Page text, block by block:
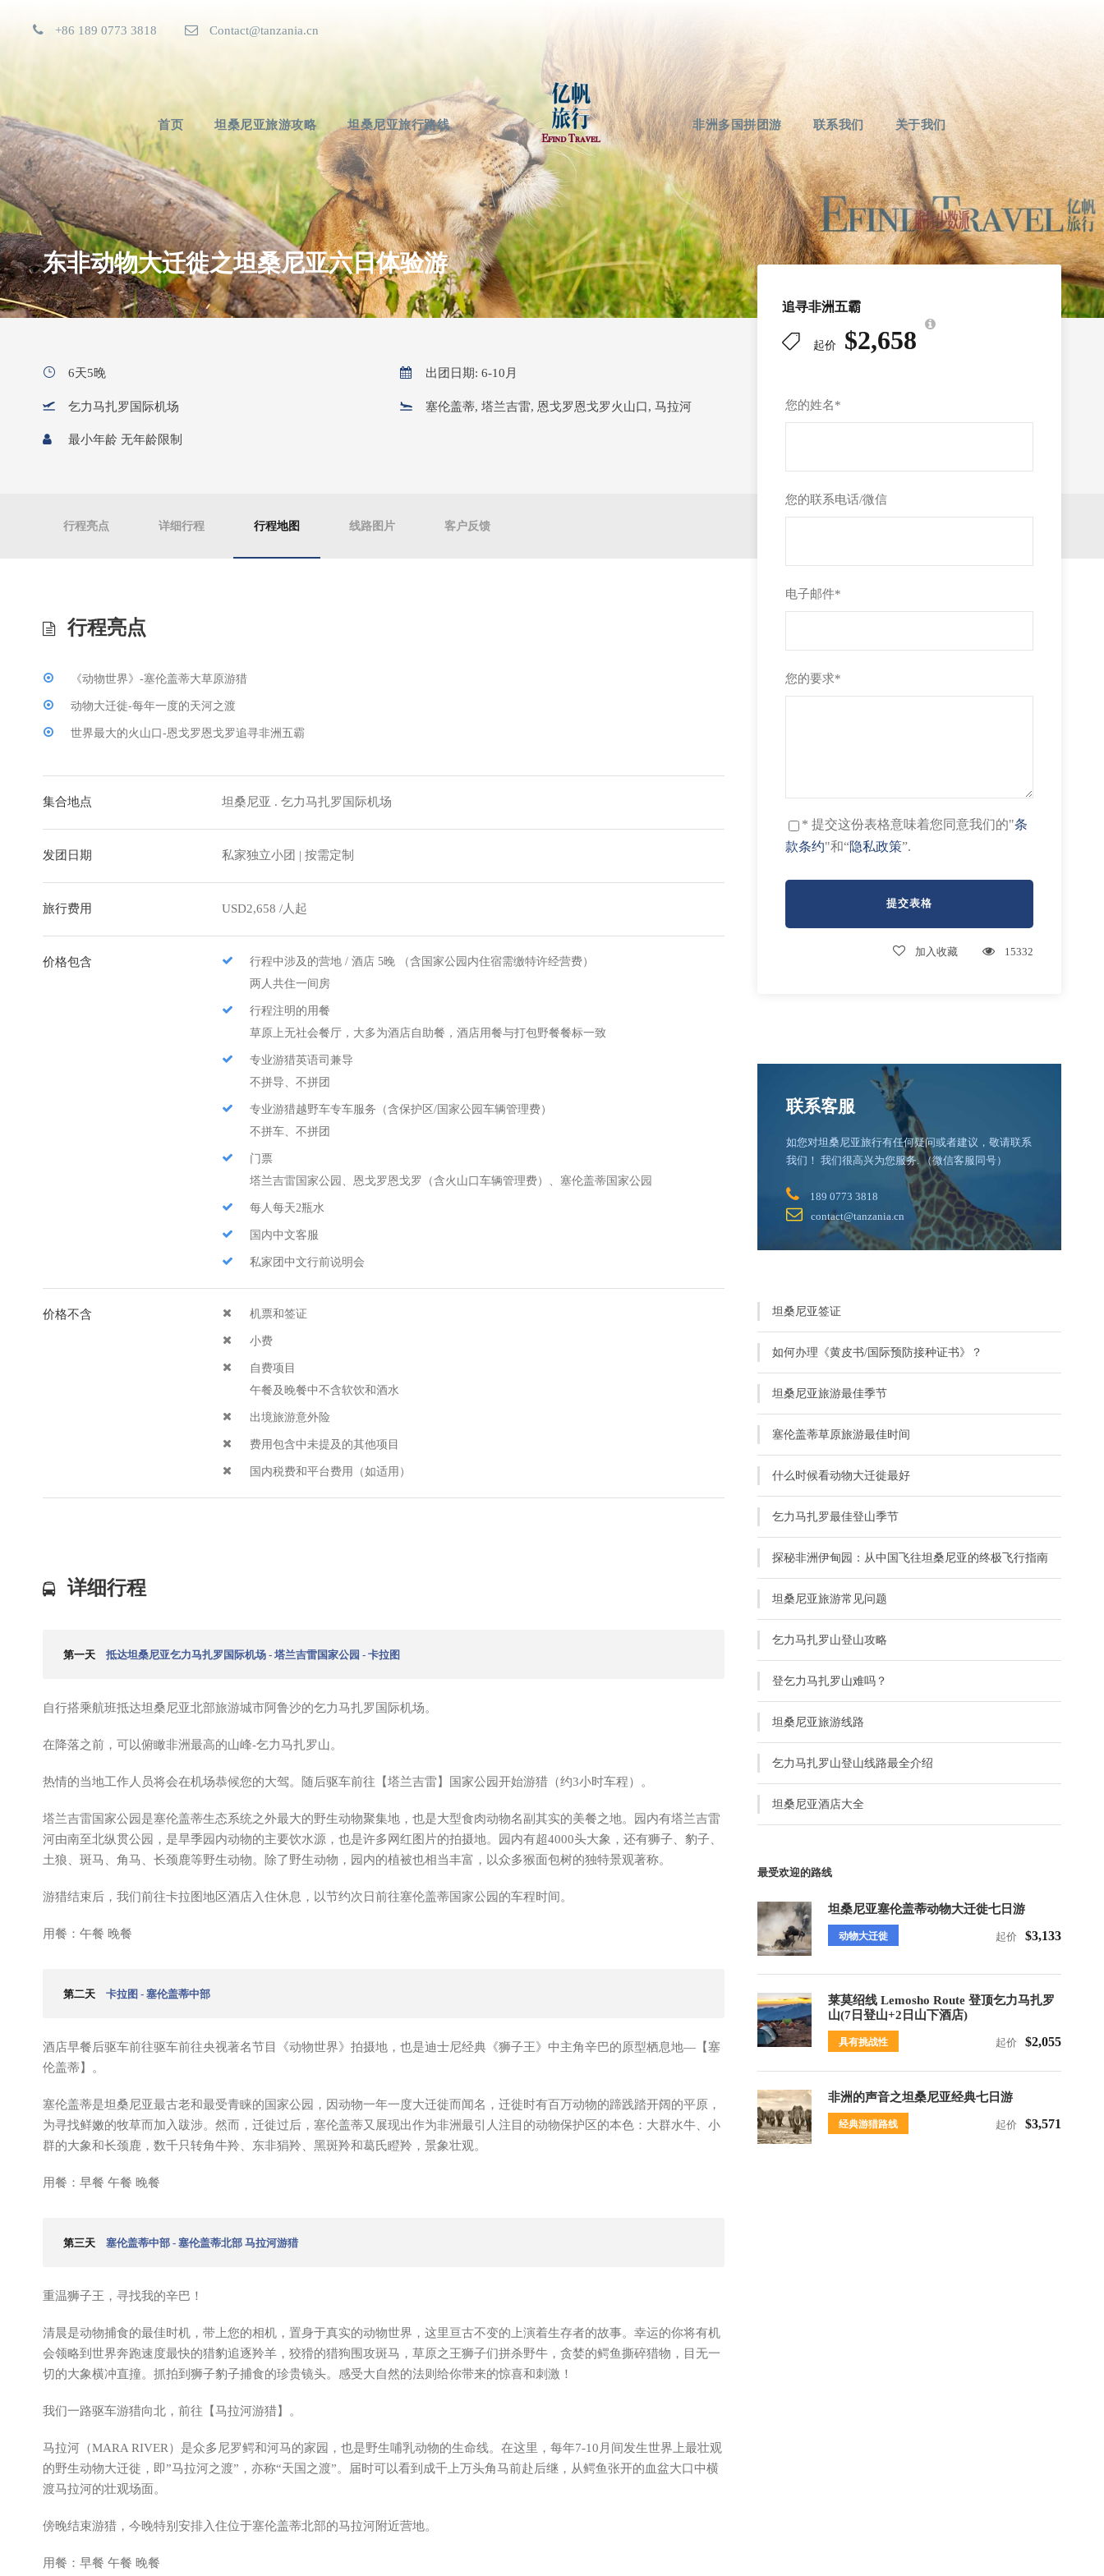
+86 189 0773 3818 Contact@tanzania.cn
首页 坦桑尼亚旅游攻略 坦桑尼亚旅行路线 非洲多国拼团游 联系我们 关于我们
东非动物大迁徙之坦桑尼亚六日体验游
追寻非洲五霸
起价 $2,658
您的姓名*
您的联系电话/微信
电子邮件*
您的要求*
* 提交这份表格意味着您同意我们的"条
款条约"和“隐私政策”.
加入收藏 15332
联系客服
如您对坦桑尼亚旅行有任何疑问或者建议，敬请联系
我们！ 我们很高兴为您服务. （微信客服同号）
189 0773 3818
contact@tanzania.cn
坦桑尼亚签证
如何办理《黄皮书/国际预防接种证书》？
坦桑尼亚旅游最佳季节
塞伦盖蒂草原旅游最佳时间
什么时候看动物大迁徙最好
乞力马扎罗最佳登山季节
探秘非洲伊甸园：从中国飞往坦桑尼亚的终极飞行指南
坦桑尼亚旅游常见问题
乞力马扎罗山登山攻略
登乞力马扎罗山难吗？
坦桑尼亚旅游线路
乞力马扎罗山登山线路最全介绍
坦桑尼亚酒店大全
最受欢迎的路线
坦桑尼亚塞伦盖蒂动物大迁徙七日游
动物大迁徙 起价 $3,133
莱莫绍线 Lemosho Route 登顶乞力马扎罗
山(7日登山+2日山下酒店)
具有挑战性 起价 $2,055
非洲的声音之坦桑尼亚经典七日游
经典游猎路线 起价 $3,571
6天5晚 出团日期: 6-10月
乞力马扎罗国际机场 塞伦盖蒂, 塔兰吉雷, 恩戈罗恩戈罗火山口, 马拉河
最小年龄 无年龄限制
行程亮点 详细行程 行程地图 线路图片 客户反馈
行程亮点
《动物世界》-塞伦盖蒂大草原游猎
动物大迁徙-每年一度的天河之渡
世界最大的火山口-恩戈罗恩戈罗追寻非洲五霸
集合地点 坦桑尼亚 . 乞力马扎罗国际机场
发团日期 私家独立小团 | 按需定制
旅行费用 USD2,658 /人起
价格包含
行程中涉及的营地 / 酒店 5晚 （含国家公园内住宿需缴特许经营费）
两人共住一间房
行程注明的用餐
草原上无社会餐厅，大多为酒店自助餐，酒店用餐与打包野餐餐标一致
专业游猎英语司兼导
不拼导、不拼团
专业游猎越野车专车服务（含保护区/国家公园车辆管理费）
不拼车、不拼团
门票
塔兰吉雷国家公园、恩戈罗恩戈罗（含火山口车辆管理费）、塞伦盖蒂国家公园
每人每天2瓶水
国内中文客服
私家团中文行前说明会
价格不含 机票和签证
小费
自费项目
午餐及晚餐中不含软饮和酒水
出境旅游意外险
费用包含中未提及的其他项目
国内税费和平台费用（如适用）
详细行程
第一天 抵达坦桑尼亚乞力马扎罗国际机场 - 塔兰吉雷国家公园 - 卡拉图
自行搭乘航班抵达坦桑尼亚北部旅游城市阿鲁沙的乞力马扎罗国际机场。
在降落之前，可以俯瞰非洲最高的山峰-乞力马扎罗山。
热情的当地工作人员将会在机场恭候您的大驾。随后驱车前往【塔兰吉雷】国家公园开始游猎（约3小时车程）。
塔兰吉雷国家公园是塞伦盖蒂生态系统之外最大的野生动物聚集地，也是大型食肉动物名副其实的美餐之地。园内有塔兰吉雷
河由南至北纵贯公园，是旱季园内动物的主要饮水源，也是许多网红图片的拍摄地。园内有超4000头大象，还有狮子、豹子、
土狼、斑马、角马、长颈鹿等野生动物。除了野生动物，园内的植被也相当丰富，以众多猴面包树的独特景观著称。
游猎结束后，我们前往卡拉图地区酒店入住休息，以节约次日前往塞伦盖蒂国家公园的车程时间。
用餐：午餐 晚餐
第二天 卡拉图 - 塞伦盖蒂中部
酒店早餐后驱车前往驱车前往央视著名节目《动物世界》拍摄地，也是迪士尼经典《狮子王》中主角辛巴的原型栖息地—【塞
伦盖蒂】。
塞伦盖蒂是坦桑尼亚最古老和最受青睐的国家公园，因动物一年一度大迁徙而闻名，迁徙时有百万动物的蹄践踏开阔的平原，
为寻找鲜嫩的牧草而加入跋涉。然而，迁徙过后，塞伦盖蒂又展现出作为非洲最引人注目的动物保护区的本色：大群水牛、小
群的大象和长颈鹿，数千只转角牛羚、东非狷羚、黑斑羚和葛氏瞪羚，景象壮观。
用餐：早餐 午餐 晚餐
第三天 塞伦盖蒂中部 - 塞伦盖蒂北部 马拉河游猎
重温狮子王，寻找我的辛巴！
清晨是动物捕食的最佳时机，带上您的相机，置身于真实的动物世界，这里亘古不变的上演着生存者的故事。幸运的你将有机
会领略到世界奔跑速度最快的猎豹追逐羚羊，狡猾的猎狗围攻斑马，草原之王狮子们拼杀野牛，贪婪的鳄鱼撕碎猎物，目无一
切的大象横冲直撞。抓拍到狮子豹子捕食的珍贵镜头。感受大自然的法则给你带来的惊喜和刺激！
我们一路驱车游猎向北，前往【马拉河游猎】。
马拉河（MARA RIVER）是众多尼罗鳄和河马的家园，也是野生哺乳动物的生命线。在这里，每年7-10月间发生世界上最壮观
的野生动物大迁徙，即”马拉河之渡”，亦称“天国之渡”。届时可以看到成千上万头角马前赴后继，从鳄鱼张开的血盆大口中横
渡马拉河的壮观场面。
傍晚结束游猎，今晚特别安排入住位于塞伦盖蒂北部的马拉河附近营地。
用餐：早餐 午餐 晚餐